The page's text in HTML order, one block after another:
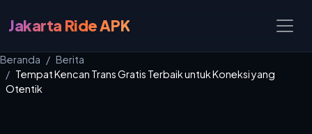
Jakarta Ride APK
Beranda
Berita
Tempat Kencan Trans Gratis Terbaik untuk Koneksi yang
Otentik